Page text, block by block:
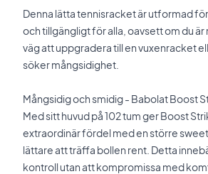
Denna lätta tennisracket är utformad
och tillgängligt för alla, oavsett om du är
väg att uppgradera till en vuxenracket
söker mångsidighet.
Mångsidig och smidig - Babolat Boost
Med sitt huvud på 102 tum ger Boost
extraordinär fördel med en större
lättare att träffa bollen rent. Detta
kontroll utan att kompromissa med